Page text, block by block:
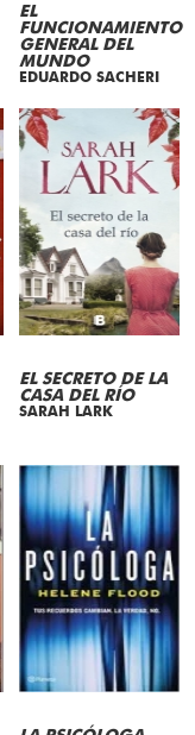
EL
FUNCIONAMIENTO
GENERAL DEL
MUNDO
EDUARDO SACHERI
EL SECRETO DE LA
CASA DEL RÍO
SARAH LARK